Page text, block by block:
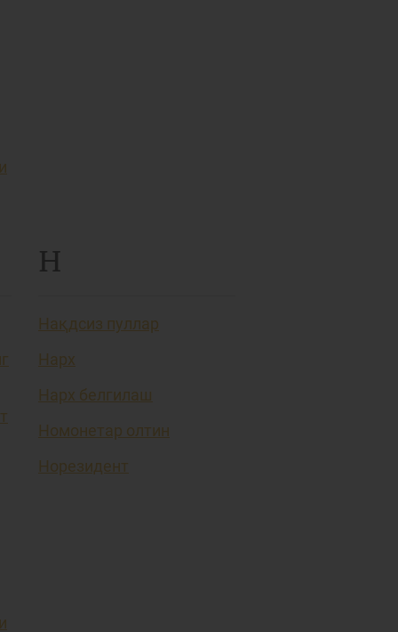
Н
Нақдсиз пуллар
Нарх
Нарх белгилаш
Номонетар олтин
Норезидент